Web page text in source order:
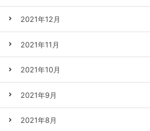
2021年12月
2021年11月
2021年10月
2021年9月
2021年8月